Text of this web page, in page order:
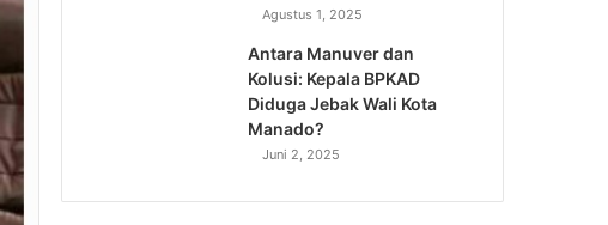
Agustus 1, 2025
Antara Manuver dan
Kolusi: Kepala BPKAD
Diduga Jebak Wali Kota
Manado?
Juni 2, 2025